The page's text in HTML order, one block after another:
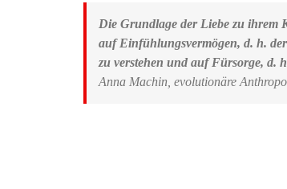
Die Grundlage der Liebe zu ihrem
auf Einfühlungsvermögen, d. h.
zu verstehen und auf Fürsorge, d.
Anna Machin, evolutionäre